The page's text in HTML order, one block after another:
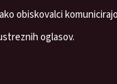
obiskovalci
oglasov.